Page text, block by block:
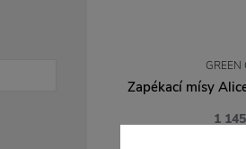
GREEN
Zapékací mísy
1